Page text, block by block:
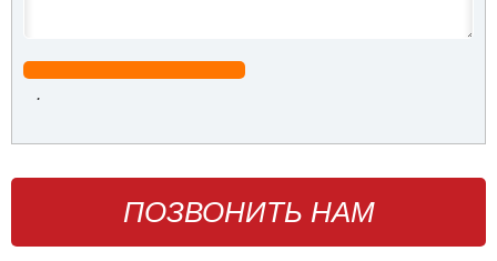
.
ПОЗВОНИТЬ НАМ